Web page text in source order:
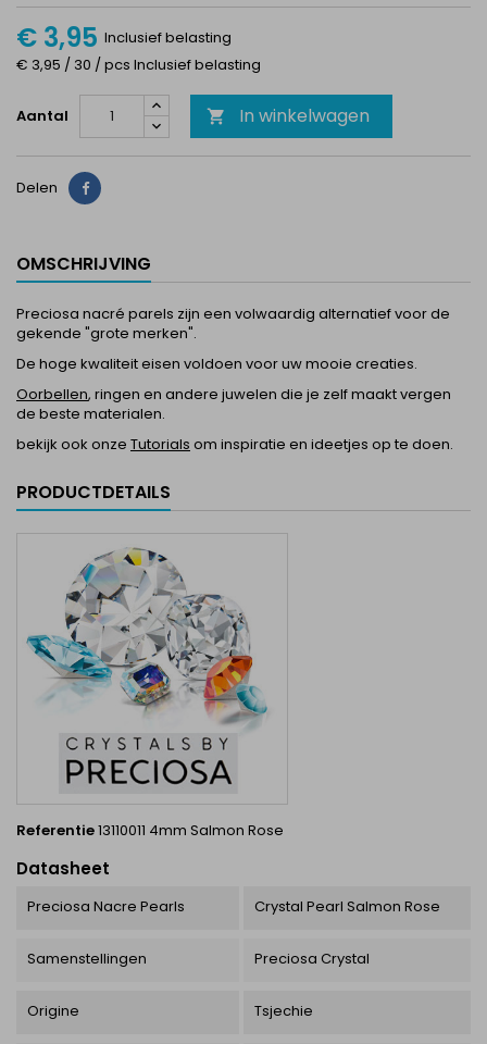
€ 3,95 Inclusief belasting
€ 3,95 / 30 / pcs Inclusief belasting
Aantal  In winkelwagen
Delen Delen
OMSCHRIJVING
Preciosa nacré parels zijn een volwaardig alternatief voor de
gekende "grote merken".
De hoge kwaliteit eisen voldoen voor uw mooie creaties.
Oorbellen, ringen en andere juwelen die je zelf maakt vergen
de beste materialen.
bekijk ook onze Tutorials om inspiratie en ideetjes op te doen.
PRODUCTDETAILS
Referentie13110011 4mm Salmon Rose
Datasheet
Preciosa Nacre Pearls Crystal Pearl Salmon Rose
Samenstellingen Preciosa Crystal
Origine Tsjechie